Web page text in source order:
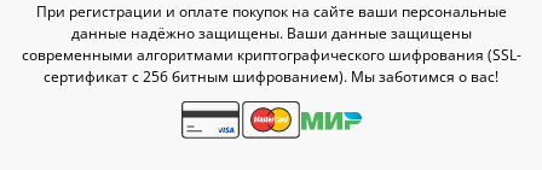
При регистрации и оплате покупок на сайте ваши персональные
данные надёжно защищены. Ваши данные защищены
современными алгоритмами криптографического шифрования (SSL-
сертификат c 256 битным шифрованием). Мы заботимся о вас!